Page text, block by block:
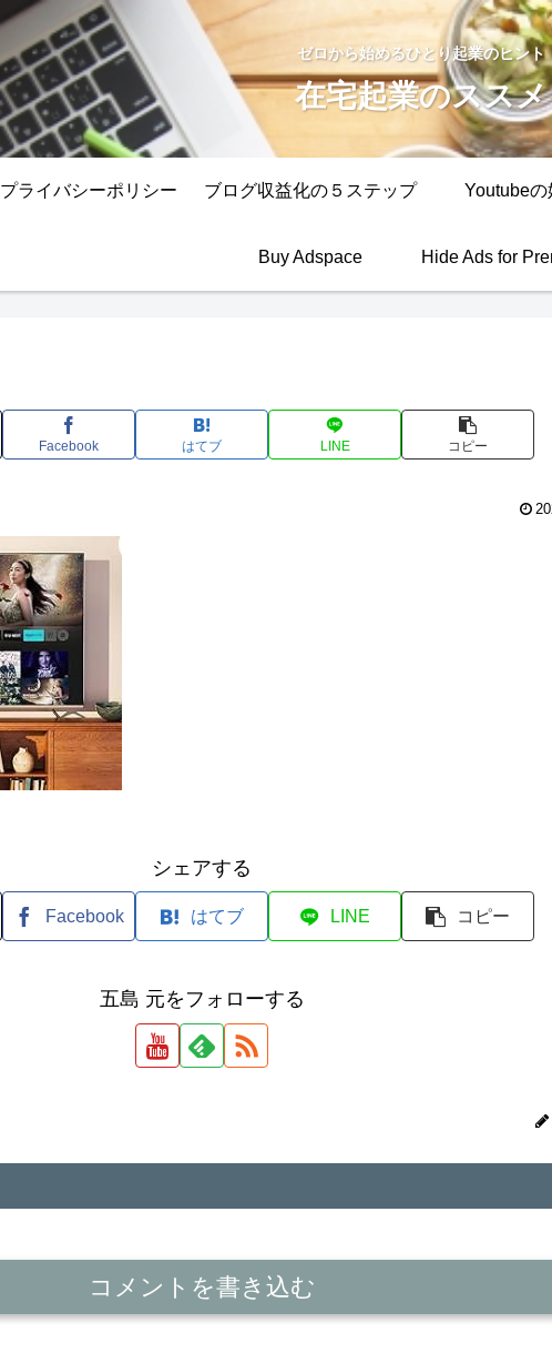
ゼロから始めるひとり起業のヒント
在宅起業のススメ
プライバシーポリシー ブログ収益化の５ステップ Youtubeの
Buy Adspace
Facebook はてブ LINE コピー
シェアする
Facebook はてブ LINE コピー
五島 元をフォローする
コメントを書き込む